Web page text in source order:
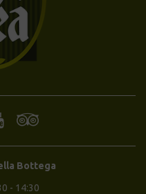
Bottega
- 14:30